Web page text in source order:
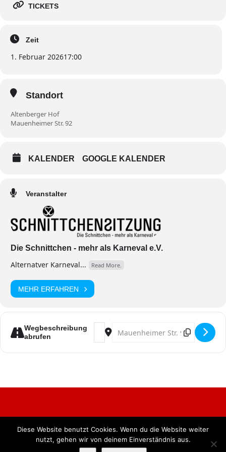
TICKETS
Zeit
1. Februar 202617:00
Standort
Altenberger Hof
Mauenheimer Str. 92
KALENDER GOOGLE KALENDER
Veranstalter
Die Schnittchen - mehr als Karneval e.V.
Alternatver Karneval... Read More.
MEHR ERFAHREN
Wegbeschreibung
abrufen
Address - SchnittchenSitzung 2026
Destination Address -
Alle Rechte vorbehalten. BKB Verlag GmbH
Diese Website benutzt Cookies. Wenn du die Website weiter
nutzt, gehen wir von deinem Einverständnis aus.